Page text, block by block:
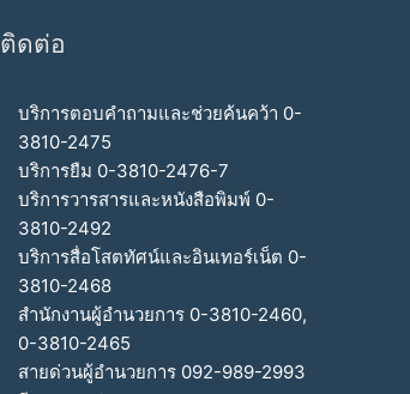
ติดต่อ
บริการตอบคำถามและช่วยค้นคว้า 0-
3810-2475
บริการยืม 0-3810-2476-7
บริการวารสารและหนังสือพิมพ์ 0-
3810-2492
บริการสื่อโสตทัศน์และอินเทอร์เน็ต 0-
3810-2468
สำนักงานผู้อำนวยการ 0-3810-2460,
0-3810-2465
สายด่วนผู้อำนวยการ 092-989-2993